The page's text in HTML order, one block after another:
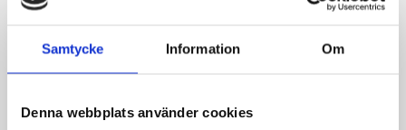
Samtycke Information Om
Denna webbplats använder cookies
E-post